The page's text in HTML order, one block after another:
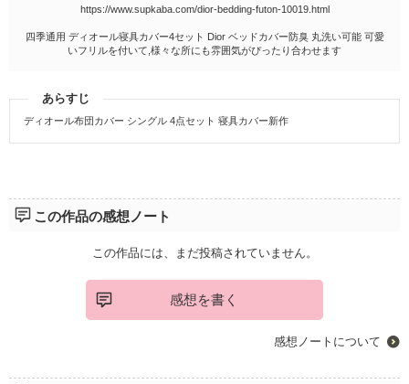
https://www.supkaba.com/dior-bedding-futon-10019.html
四季通用 ディオール寝具カバー4セット Dior ベッドカバー防臭 丸洗い可能 可愛
いフリルを付いて,様々な所にも雰囲気がぴったり合わせます
あらすじ
ディオール布団カバー シングル 4点セット 寝具カバー新作
この作品の感想ノート
この作品には、まだ投稿されていません。
感想を書く
感想ノートについて